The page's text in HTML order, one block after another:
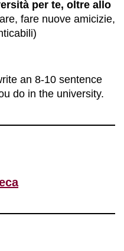
per te, oltre allo
fare nuove amicizie,
an 8-10 sentence
do in the university.